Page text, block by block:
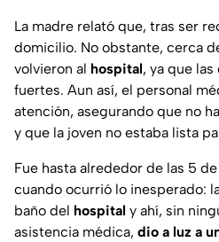
La madre relató que, tras ser
domicilio. No obstante, cerca
volvieron al hospital, ya que
fuertes. Aun así, el personal
atención, asegurando que no
y que la joven no estaba lista
Fue hasta alrededor de las 5
cuando ocurrió lo inesperado:
baño del hospital y ahí, sin
asistencia médica, dio a luz a